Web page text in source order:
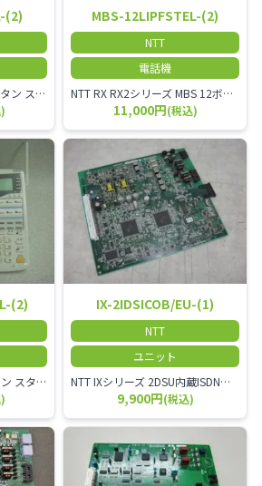
(2)
NTT RX RX2シリーズ 6ボタン スター回線 防水電話機-「2」 防水機能（IPX4相当(水の飛まつに対して保護)）があるビジネスフォンです。
MBS-12LIPFSTEL-(2)
NTT
電話機
NTT RX RX2シリーズ MBS 12ボタン スター回線 ISDN停電電話機-「2」 MBS-12LIPFSTEL-(2)
11,000円(税込)
(2)
NTT RX2シリーズ 12ボタン スター回線 カールコードレス電話機-「2」 MBS-12LCCLSTEL-(2)
IX-2IDSICOB/EU-(1)
NTT
ユニット
NTT IXシリーズ 2DSU内蔵ISDN基本外線/内線ユニット-「1」 IX-2IDSICOB/EU-(1)
9,900円(税込)